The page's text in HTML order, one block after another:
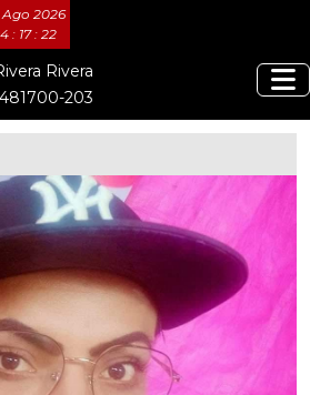
Ago 2026
: 17 : 22
Rivera
203